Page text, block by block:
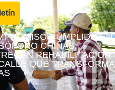
4 agosto, 2026
CUMPLIDO EN
CHIÑAS;
REHABILITACIÓN
QUE TRANSFORMA